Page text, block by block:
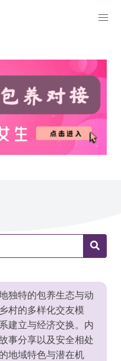
独特的包养生态与动
村的多样化交友模
建立与经济交换。内
事分享以及安全相处
地域特色与潜在机